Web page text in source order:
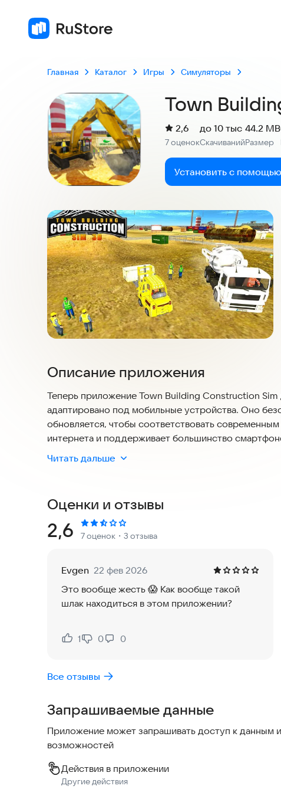
Главная Каталог Игры Симуляторы
Town
Рейтинг:
2,6
7 оценокСкачиваний
до 10 тыс
Размер
44.2 MB
Установить с
Скриншоты
Описание приложения
Теперь приложение Town Building Construction
адаптировано под мобильные устройства. Оно
обновляется, чтобы соответствовать
интернета и поддерживает большинство
Town Building Construction Sim — это симулятор
Основная цель — построить процветающий город,
строить дома, магазины, офисы, парки, школы,
В приложении есть разнообразные здания и
потребности жителей.
Также в игре есть задания и миссии, которые
улучшать экономику.
выбор. Создайте свой город, управляйте его
Установите приложение и начните строить свой
Читать дальше
Оценки и отзывы
Рейтинг:
2,6 7 оценок ・3 отзыва
Evgen 22 фев 2026
Это вообще жесть 😱 Как вообще такой
шлак находиться в этом приложении?
Нравится:
1
Не нравится:
0 0
Все отзывы
Запрашиваемые данные
Приложение может запрашивать доступ к данным
возможностей
Действия в приложении
Другие действия